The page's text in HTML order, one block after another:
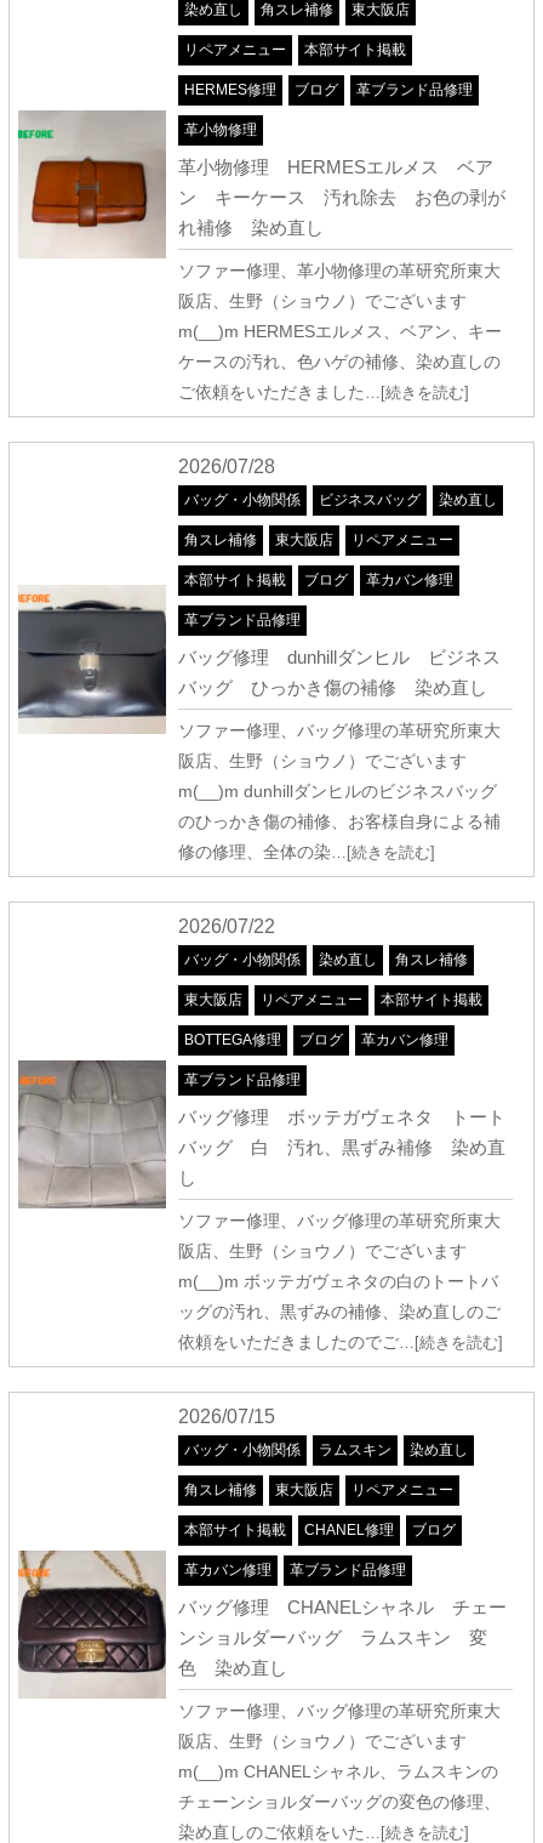
染め直し 角スレ補修 東大阪店
リペアメニュー 本部サイト掲載
HERMES修理 ブログ 革ブランド品修理
革小物修理
革小物修理 HERMESエルメス ベア
ン キーケース 汚れ除去 お色の剥が
れ補修 染め直し
ソファー修理、革小物修理の革研究所東大
阪店、生野（ショウノ）でございます
m(__)m HERMESエルメス、ベアン、キー
ケースの汚れ、色ハゲの補修、染め直しの
ご依頼をいただきました …[続きを読む]
2026/07/28
バッグ・小物関係 ビジネスバッグ 染め直し
角スレ補修 東大阪店 リペアメニュー
本部サイト掲載 ブログ 革カバン修理
革ブランド品修理
バッグ修理 dunhillダンヒル ビジネス
バッグ ひっかき傷の補修 染め直し
ソファー修理、バッグ修理の革研究所東大
阪店、生野（ショウノ）でございます
m(__)m dunhillダンヒルのビジネスバッグ
のひっかき傷の補修、お客様自身による補
修の修理、全体の染…[続きを読む]
2026/07/22
バッグ・小物関係 染め直し 角スレ補修
東大阪店 リペアメニュー 本部サイト掲載
BOTTEGA修理 ブログ 革カバン修理
革ブランド品修理
バッグ修理 ボッテガヴェネタ トート
バッグ 白 汚れ、黒ずみ補修 染め直
し
ソファー修理、バッグ修理の革研究所東大
阪店、生野（ショウノ）でございます
m(__)m ボッテガヴェネタの白のトートバ
ッグの汚れ、黒ずみの補修、染め直しのご
依頼をいただきましたのでご…[続きを読む]
2026/07/15
バッグ・小物関係 ラムスキン 染め直し
角スレ補修 東大阪店 リペアメニュー
本部サイト掲載 CHANEL修理 ブログ
革カバン修理 革ブランド品修理
バッグ修理 CHANELシャネル チェー
ンショルダーバッグ ラムスキン 変
色 染め直し
ソファー修理、バッグ修理の革研究所東大
阪店、生野（ショウノ）でございます
m(__)m CHANELシャネル、ラムスキンの
チェーンショルダーバッグの変色の修理、
染め直しのご依頼をいた …[続きを読む]